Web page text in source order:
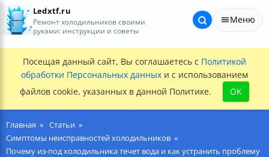
Ledxtf.ru
Ремонт холодильников своими
руками: инструкции и советы
Меню
Посещая данный сайт, Вы соглашаетесь с Политикой
обработки Персональных данных и с использованием
файлов cookie, указанных в данной Политике.
OK
Главная
Статьи
Симптомы неисправностей холодильников
Почему из-под холодильника течет вода и как устранить проблему